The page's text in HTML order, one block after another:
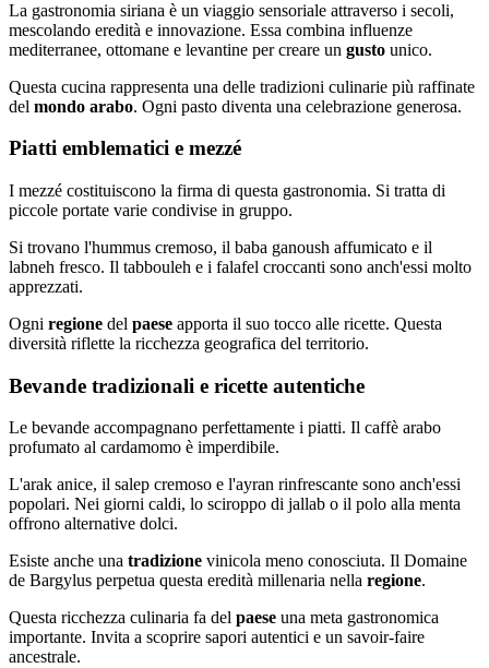
La gastronomia siriana è un viaggio sensoriale attraverso i secoli,
mescolando eredità e innovazione. Essa combina influenze
mediterranee, ottomane e levantine per creare un gusto unico.
Questa cucina rappresenta una delle tradizioni culinarie più raffinate
del mondo arabo. Ogni pasto diventa una celebrazione generosa.
Piatti emblematici e mezzé
I mezzé costituiscono la firma di questa gastronomia. Si tratta di
piccole portate varie condivise in gruppo.
Si trovano l'hummus cremoso, il baba ganoush affumicato e il
labneh fresco. Il tabbouleh e i falafel croccanti sono anch'essi molto
apprezzati.
Ogni regione del paese apporta il suo tocco alle ricette. Questa
diversità riflette la ricchezza geografica del territorio.
Bevande tradizionali e ricette autentiche
Le bevande accompagnano perfettamente i piatti. Il caffè arabo
profumato al cardamomo è imperdibile.
L'arak anice, il salep cremoso e l'ayran rinfrescante sono anch'essi
popolari. Nei giorni caldi, lo sciroppo di jallab o il polo alla menta
offrono alternative dolci.
Esiste anche una tradizione vinicola meno conosciuta. Il Domaine
de Bargylus perpetua questa eredità millenaria nella regione.
Questa ricchezza culinaria fa del paese una meta gastronomica
importante. Invita a scoprire sapori autentici e un savoir-faire
ancestrale.